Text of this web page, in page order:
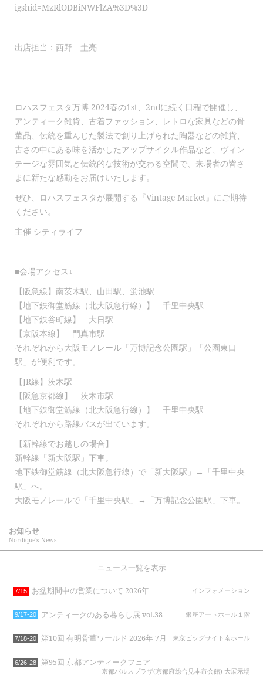
igshid=MzRlODBiNWFlZA%3D%3D
出店担当：西野 圭亮
ロハスフェスタ万博 2024春の1st、2ndに続く日程で開催し、
アンティーク雑貨、古着ファッション、レトロな家具などの骨
董品、伝統を重んじた製法で創り上げられた陶器などの雑貨、
古さの中にある味を活かしたアップサイクル作品など、ヴィン
テージな雰囲気と伝統的な技術が交わる空間で、来場者の皆さ
まに新たな感動をお届けいたします。
ぜひ、ロハスフェスタが展開する『Vintage Market』にご期待
ください。
主催 シティライフ
■会場アクセス↓
【阪急線】南茨木駅、山田駅、蛍池駅
【地下鉄御堂筋線（北大阪急行線）】 千里中央駅
【地下鉄谷町線】 大日駅
【京阪本線】 門真市駅
それぞれから大阪モノレール「万博記念公園駅」「公園東口
駅」が便利です。
【JR線】茨木駅
【阪急京都線】 茨木市駅
【地下鉄御堂筋線（北大阪急行線）】 千里中央駅
それぞれから路線バスが出ています。
【新幹線でお越しの場合】
新幹線「新大阪駅」下車。
地下鉄御堂筋線（北大阪急行線）で「新大阪駅」→「千里中央
駅」へ。
大阪モノレールで「千里中央駅」→「万博記念公園駅」下車。
お知らせ
Nordique's News
ニュース一覧を表示
7/15 お盆期間中の営業について 2026年 インフォメーション
9/17-20 アンティークのある暮らし展 vol.38 銀座アートホール１階
7/18-20 第10回 有明骨董ワールド 2026年 7月 東京ビッグサイト南ホール
6/26-28 第95回 京都アンティークフェア
京都パルスプラザ(京都府総合見本市会館) 大展示場